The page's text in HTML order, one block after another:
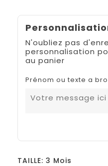
N'oubliez pas
personnalisation
au panier
Prénom ou texte a
TAILLE: 3 Mois